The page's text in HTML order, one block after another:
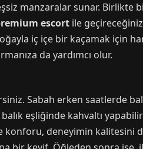
manzaralar sunar. Birlikte
escort ile
iç içe bir kaçamak için
da yardımcı olur.
Sabah erken saatlerde
eşliğinde kahvaltı
konforu, deneyimin kalitesini